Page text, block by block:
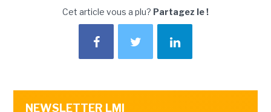
Cet article vous a plu? Partagez le !
NEWSLETTER LMI